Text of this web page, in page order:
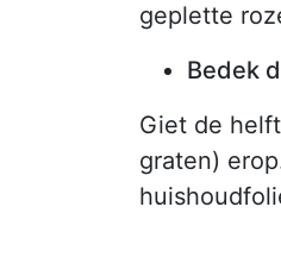
geplette
Bedek
Giet de
graten)